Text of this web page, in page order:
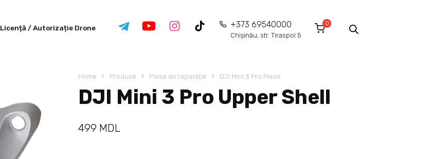
Licență / Autorizație Drone +373 69540000
Chișinău, str. Tiraspol 5
0
Home Produse Piese de reparație DJI Mini 3 Pro Piese
DJI Mini 3 Pro Upper Shell
499 MDL